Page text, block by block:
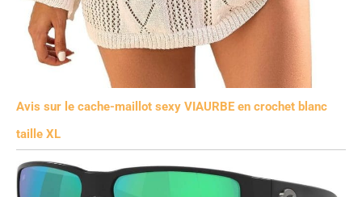
Avis sur le cache-maillot sexy VIAURBE en crochet blanc
taille XL